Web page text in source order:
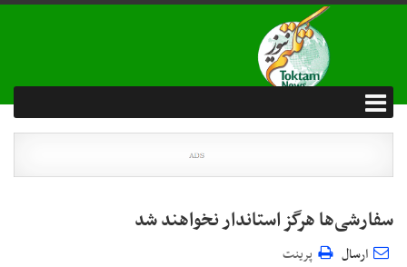
سفارشی‌ها هرگز استاندار نخواهند شد
ارسال پرینت